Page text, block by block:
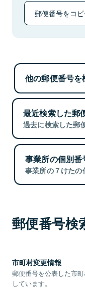
郵便番号をコ
他の郵便番号を
最近検索した郵
過去に検索した郵
事業所の個別番
事業所の７けたの
郵便番号検
市町村変更情報
郵便番号を公表した市
しています。